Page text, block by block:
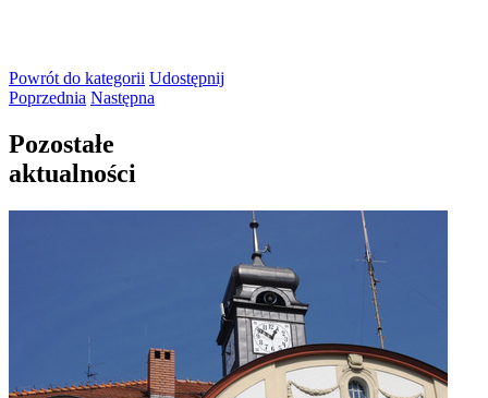
Powrót do kategorii Udostępnij
Poprzednia Następna
Pozostałe
aktualności